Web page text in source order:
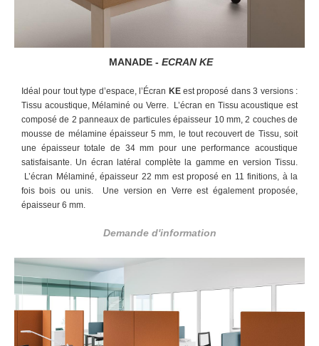
MANADE - ECRAN KE
Idéal pour tout type d’espace, l’Écran KEest proposé dans 3 versions :
Tissu acoustique, Mélaminé ou Verre. L’écran en Tissu acoustique est
composé de 2 panneaux de particules épaisseur 10 mm, 2 couches de
mousse de mélamine épaisseur 5 mm, le tout recouvert de Tissu, soit
une épaisseur totale de 34 mm pour une performance acoustique
satisfaisante. Un écran latéral complète la gamme en version Tissu.
L’écran Mélaminé, épaisseur 22 mm est proposé en 11 finitions, à la
fois bois ou unis. Une version en Verre est également proposée,
épaisseur 6 mm.
Demande d'information